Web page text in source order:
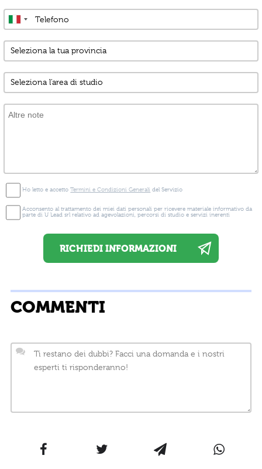
Ho letto e accettoTermini e Condizioni Generali del Servizio
Acconsento al trattamento dei miei dati personali per ricevere materiale informativo da
parte di U Lead srl relativo ad agevolazioni, percorsi di studio e servizi inerenti
COMMENTI